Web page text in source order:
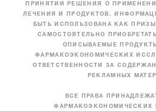
ПРИНЯТИИ РЕШЕНИЯ О
ЛЕЧЕНИЯ И ПРОДУКТОВ.
БЫТЬ ИСПОЛЬЗОВАНА КАК
САМОСТОЯТЕЛЬНО
ОПИСЫВАЕМЫЕ
ФАРМАКОЭКОНОМИЧЕСКИХ
ОТВЕТСТВЕННОСТИ ЗА
РЕКЛАМНЫХ
ВСЕ ПРАВА
ФАРМАКОЭКОНОМИЧЕСКИХ